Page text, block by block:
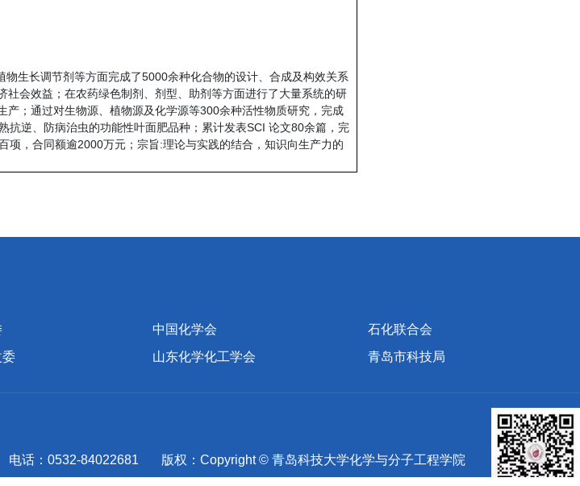
生长调节剂等方面完成了5000余种化合物的设计、合成及构效关系
会效益；在农药绿色制剂、剂型、助剂等方面进行了大量系统的研
；通过对生物源、植物源及化学源等300余种活性物质研究，完成
逆、防病治虫的功能性叶面肥品种；累计发表SCI 论文80余篇，完
，合同额逾2000万元；宗旨:理论与实践的结合，知识向生产力的
中国化学会
石化联合会
委 山东化学化工学会 青岛市科技局
话：0532-84022681 版权：Copyright © 青岛科技大学化学与分子工程学院